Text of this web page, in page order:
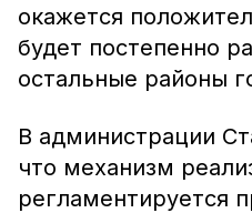
окажется
будет постепенно
остальные районы
В администрации
что механизм
регламентируется